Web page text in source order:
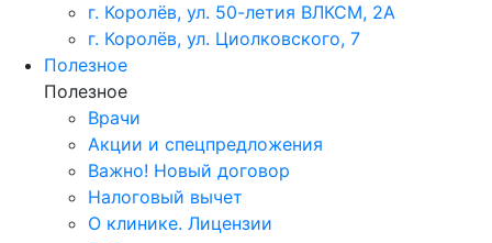
г. Королёв, ул. 50-летия ВЛКСМ, 2А
г. Королёв, ул. Циолковского, 7
Полезное
Полезное
Врачи
Акции и спецпредложения
Важно! Новый договор
Налоговый вычет
О клинике. Лицензии